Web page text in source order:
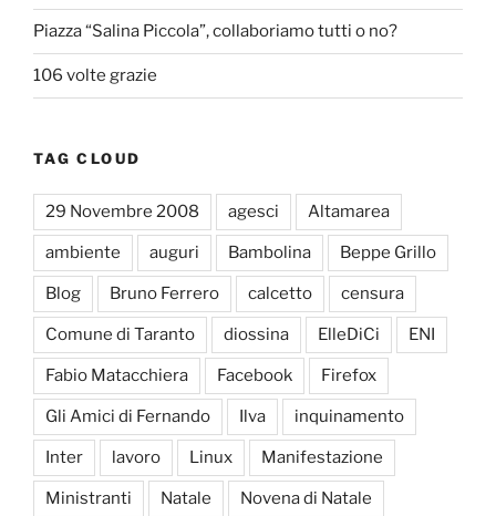
Piazza “Salina Piccola”, collaboriamo tutti o no?
106 volte grazie
TAG CLOUD
29 Novembre 2008 agesci Altamarea
ambiente auguri Bambolina Beppe Grillo
Blog Bruno Ferrero calcetto censura
Comune di Taranto diossina ElleDiCi ENI
Fabio Matacchiera Facebook Firefox
Gli Amici di Fernando Ilva inquinamento
Inter lavoro Linux Manifestazione
Ministranti Natale Novena di Natale